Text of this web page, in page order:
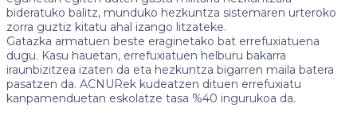
bideratuko balitz, munduko hezkuntza sistemaren urteroko
zorra guztiz kitatu ahal izango litzateke.
Gatazka armatuen beste eraginetako bat errefuxiatuena
dugu. Kasu hauetan, errefuxiatuen helburu bakarra
iraunbizitzea izaten da eta hezkuntza bigarren maila batera
pasatzen da. ACNURek kudeatzen dituen errefuxiatu
kanpamenduetan eskolatze tasa %40 ingurukoa da.